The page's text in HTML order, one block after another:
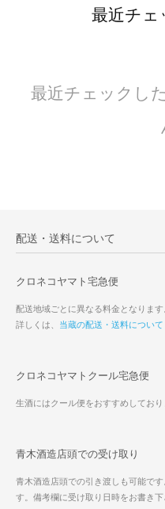
最近チェ
最近チェックし
配送・送料について
クロネコヤマト宅急便
配送地域ごとに異なる料金となります
詳しくは、 当蔵の配送・送料について
クロネコヤマトクール宅急便
生酒にはクール便をおすすめしてお
青木酒造店頭での受け取り
青木酒造店頭での引き渡しも可能で
す。備考欄に受け取り日時をお書き下